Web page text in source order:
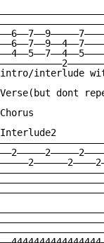
intro/interlude
Verse(but dont
Chorus
Interlude2